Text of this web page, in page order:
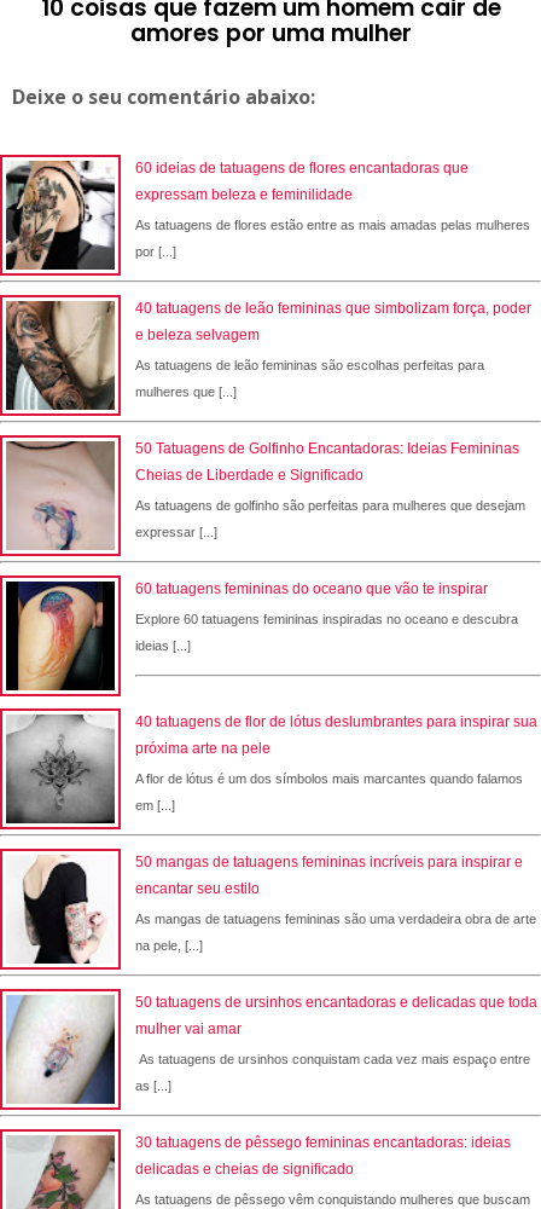
10 coisas que fazem um homem cair de
amores por uma mulher
Deixe o seu comentário abaixo:
60 ideias de tatuagens de flores encantadoras que
expressam beleza e feminilidade
As tatuagens de flores estão entre as mais amadas pelas mulheres
por [...]
40 tatuagens de leão femininas que simbolizam força, poder
e beleza selvagem
As tatuagens de leão femininas são escolhas perfeitas para
mulheres que [...]
50 Tatuagens de Golfinho Encantadoras: Ideias Femininas
Cheias de Liberdade e Significado
As tatuagens de golfinho são perfeitas para mulheres que desejam
expressar [...]
60 tatuagens femininas do oceano que vão te inspirar
Explore 60 tatuagens femininas inspiradas no oceano e descubra
ideias [...]
40 tatuagens de flor de lótus deslumbrantes para inspirar sua
próxima arte na pele
A flor de lótus é um dos símbolos mais marcantes quando falamos
em [...]
50 mangas de tatuagens femininas incríveis para inspirar e
encantar seu estilo
As mangas de tatuagens femininas são uma verdadeira obra de arte
na pele, [...]
50 tatuagens de ursinhos encantadoras e delicadas que toda
mulher vai amar
As tatuagens de ursinhos conquistam cada vez mais espaço entre
as [...]
30 tatuagens de pêssego femininas encantadoras: ideias
delicadas e cheias de significado
As tatuagens de pêssego vêm conquistando mulheres que buscam